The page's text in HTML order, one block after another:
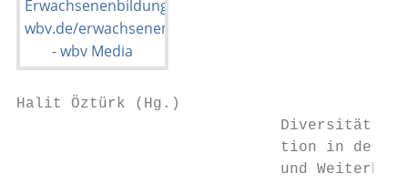
Halit Öztürk (Hg.)
Diversität
tion in der
und